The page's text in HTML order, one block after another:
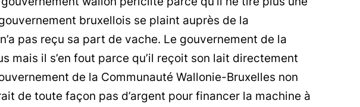
bruxellois se plaint auprès de la
pas reçu sa part de vache. Le gouvernement de la
mais il s’en fout parce qu’il reçoit son lait directement
de la Communauté Wallonie-Bruxelles non
de toute façon pas d’argent pour financer la machine à